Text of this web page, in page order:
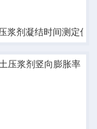
浆剂凝结时间测定仪